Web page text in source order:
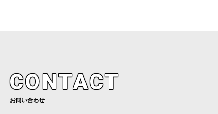
CONTACT
お問い合わせ